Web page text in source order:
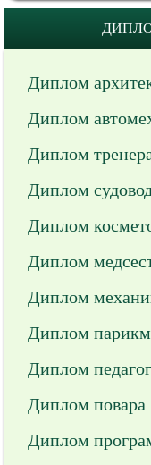
Диплом
Диплом
Диплом
Диплом
Диплом
Диплом
Диплом
Диплом
Диплом
Диплом повара
Диплом